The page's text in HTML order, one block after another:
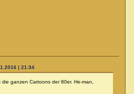
| 21:34
ganzen Cartoons der 80er. He-man,